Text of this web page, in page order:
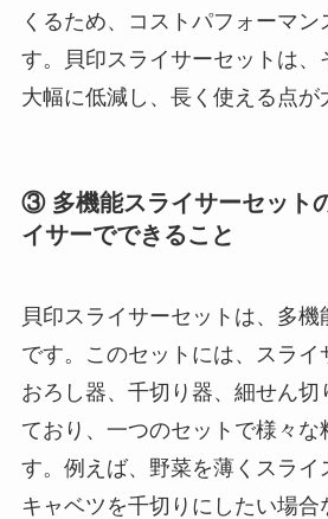
くるため、コストパフォーマン
す。貝印スライサーセットは、
大幅に低減し、長く使える点が
③ 多機能スライサーセット
イサーでできること
貝印スライサーセットは、多
です。このセットには、スライ
おろし器、千切り器、細せん切
ており、一つのセットで様々な
す。例えば、野菜を薄くスライ
キャベツを千切りにしたい場合